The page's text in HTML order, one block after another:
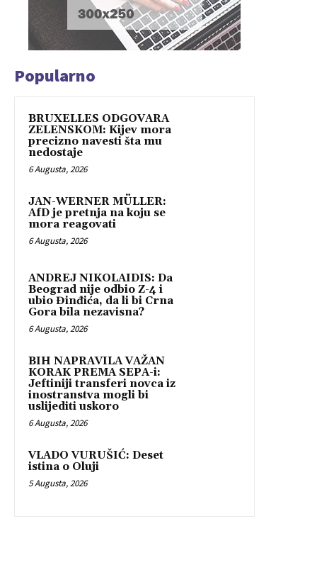
Popularno
BRUXELLES ODGOVARA
ZELENSKOM: Kijev mora
precizno navesti šta mu
nedostaje
6 Augusta, 2026
JAN-WERNER MÜLLER:
AfD je pretnja na koju se
mora reagovati
6 Augusta, 2026
ANDREJ NIKOLAIDIS: Da
Beograd nije odbio Z-4 i
ubio Đinđića, da li bi Crna
Gora bila nezavisna?
6 Augusta, 2026
BIH NAPRAVILA VAŽAN
KORAK PREMA SEPA-i:
Jeftiniji transferi novca iz
inostranstva mogli bi
uslijediti uskoro
6 Augusta, 2026
VLADO VURUŠIĆ: Deset
istina o Oluji
5 Augusta, 2026